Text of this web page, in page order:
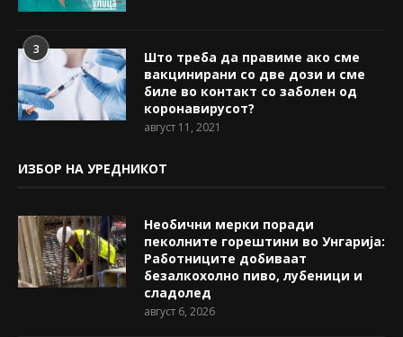
3
Што треба да правиме ако сме
вакцинирани со две дози и сме
биле во контакт со заболен од
коронавирусот?
август 11, 2021
ИЗБОР НА УРЕДНИКОТ
Необични мерки поради
пеколните горештини во Унгарија:
Работниците добиваат
безалкохолно пиво, лубеници и
сладолед
август 6, 2026